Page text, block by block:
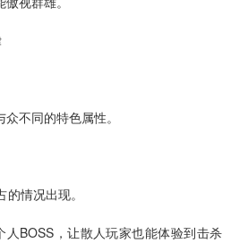
不同的特色属性。
情况出现。
BOSS，让散人玩家也能体验到击杀